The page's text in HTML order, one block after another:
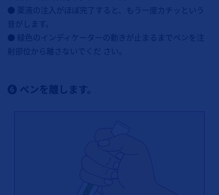
● 薬液の注入がほぼ完了すると、もう一度カチッという
音がします。
● 緑色のインディケーターの動きが止まるまでペンを注
射部位から離さないでくだ さい。
❻ ペンを離します。